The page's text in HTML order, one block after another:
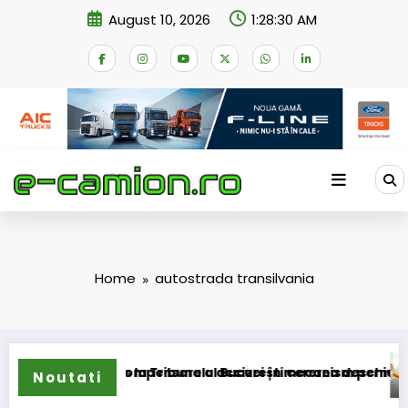
August 10, 2026 1:28:31 AM
Home autostrada transilvania
Noutati
de compensare a accizei în mecanism permanent
a depus la Tribunalul București cererea deschiderii DKV